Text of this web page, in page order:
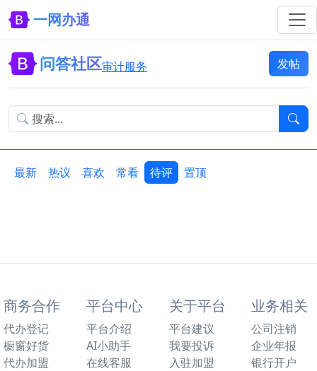
一网办通
问答社区审计服务 发帖
最新 热议 喜欢 常看 待评 置顶
商务合作
代办登记
橱窗好货
代办加盟
平台中心
平台介绍
AI小助手
在线客服
关于平台
平台建议
我要投诉
入驻加盟
业务相关
公司注销
企业年报
银行开户